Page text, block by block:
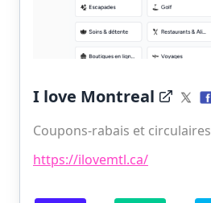
I love Montreal
Coupons-rabais et circulaires
https://ilovemtl.ca/